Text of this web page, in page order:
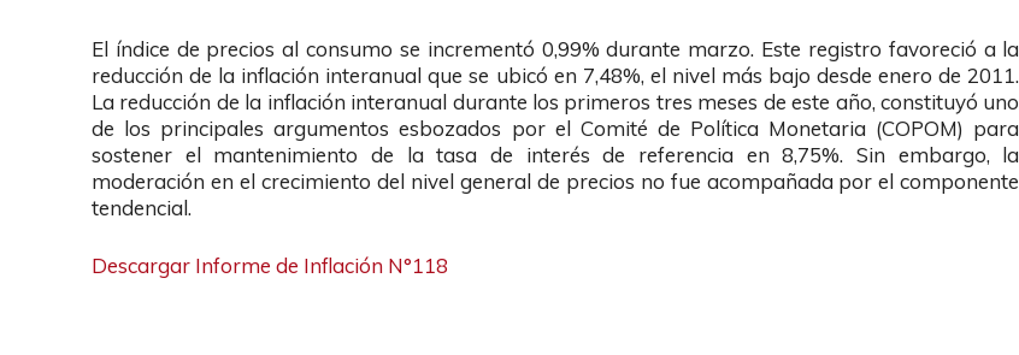
El índice de precios al consumo se incrementó 0,99% durante marzo. Este registro favoreció a la
reducción de la inflación interanual que se ubicó en 7,48%, el nivel más bajo desde enero de 2011.
La reducción de la inflación interanual durante los primeros tres meses de este año, constituyó uno
de los principales argumentos esbozados por el Comité de Política Monetaria (COPOM) para
sostener el mantenimiento de la tasa de interés de referencia en 8,75%. Sin embargo, la
moderación en el crecimiento del nivel general de precios no fue acompañada por el componente
tendencial.
Descargar Informe de Inflación N°118